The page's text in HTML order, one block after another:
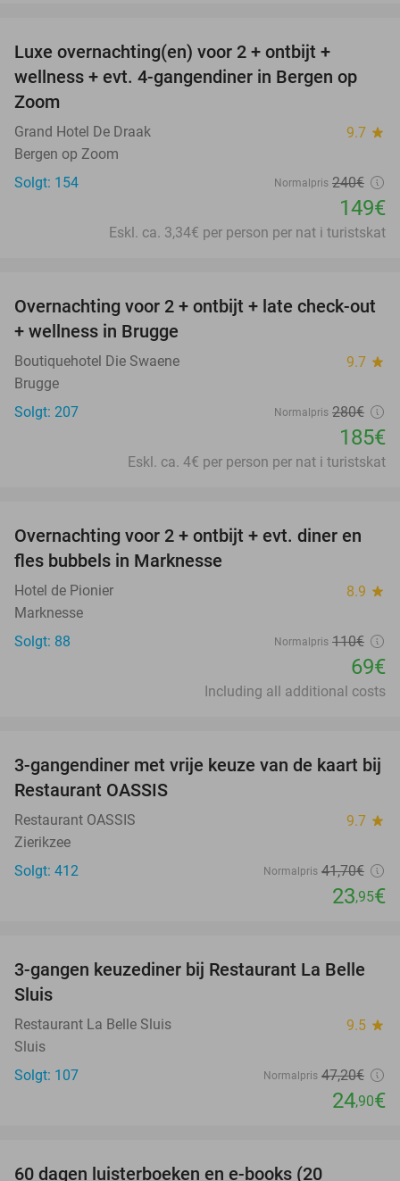
Luxe overnachting(en) voor 2 + ontbijt +
wellness + evt. 4-gangendiner in Bergen op
Zoom
Grand Hotel De Draak 9.7 star
Bergen op Zoom
Solgt: 154
Normalpris 240€
149€
Eskl. ca. 3,34€ per person per nat i turistskat
34%
Overnachting voor 2 + ontbijt + late check-out
+ wellness in Brugge
Boutiquehotel Die Swaene 9.7 star
Brugge
Solgt: 207
Normalpris 280€
185€
Eskl. ca. 4€ per person per nat i turistskat
37%
Overnachting voor 2 + ontbijt + evt. diner en
fles bubbels in Marknesse
Hotel de Pionier 8.9 star
Marknesse
Solgt: 88
Normalpris 110€
69€
Including all additional costs
43%
3-gangendiner met vrije keuze van de kaart bij
Restaurant OASSIS
Restaurant OASSIS 9.7 star
Zierikzee
Solgt: 412
Normalpris 41,70€
23,95€
47%
3-gangen keuzediner bij Restaurant La Belle
Sluis
Restaurant La Belle Sluis 9.5 star
Sluis
Solgt: 107
Normalpris 47,20€
24,90€
60 dagen luisterboeken en e-books (20